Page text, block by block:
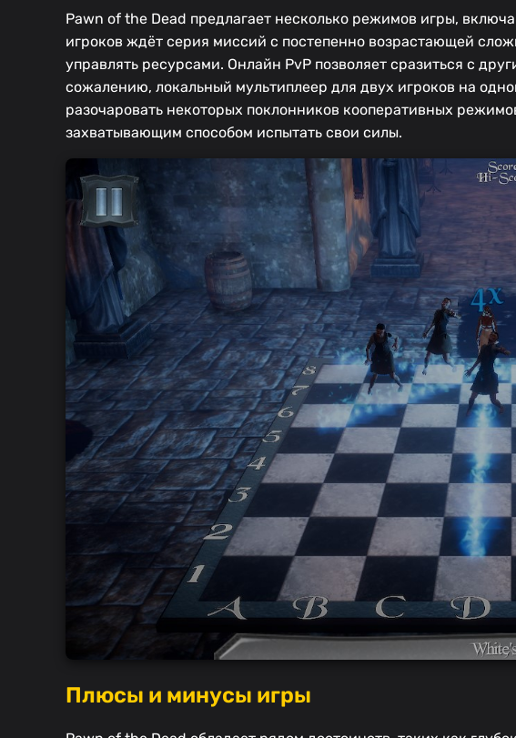
Pawn of the Dead предлагает несколько режимов игры,
игроков ждёт серия миссий с постепенно возрастающей
управлять ресурсами. Онлайн PvP позволяет сразиться с
сожалению, локальный мультиплеер для двух игроков на
разочаровать некоторых поклонников кооперативных
захватывающим способом испытать свои силы.
Плюсы и минусы игры